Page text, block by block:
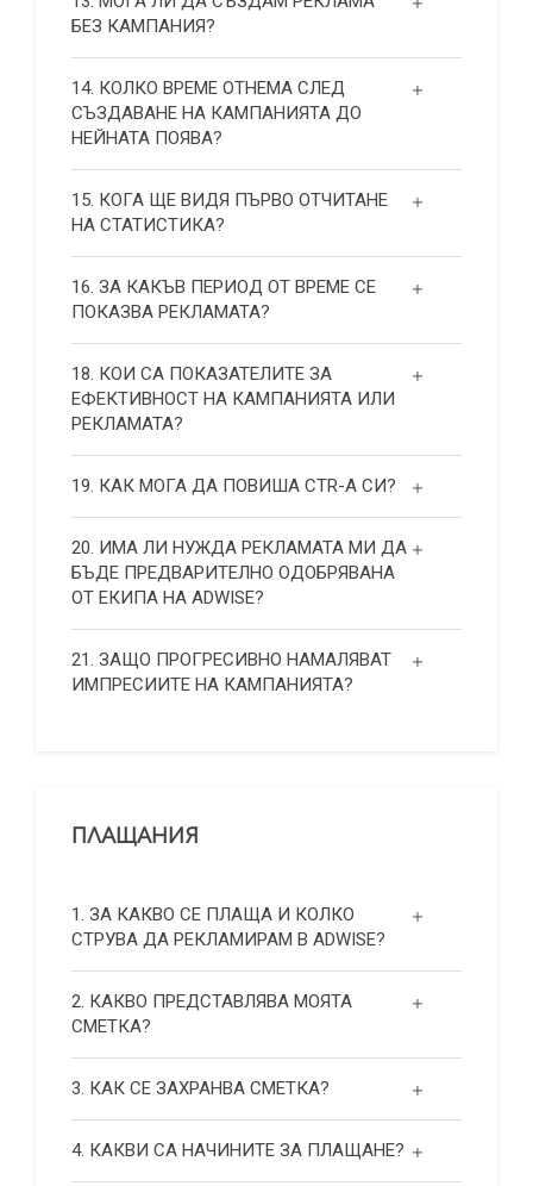
БЕЗ КАМПАНИЯ?
14. КОЛКО ВРЕМЕ ОТНЕМА СЛЕД
СЪЗДАВАНЕ НА КАМПАНИЯТА ДО
НЕЙНАТА ПОЯВА?
15. КОГА ЩЕ ВИДЯ ПЪРВО ОТЧИТАНЕ
НА СТАТИСТИКА?
16. ЗА КАКЪВ ПЕРИОД ОТ ВРЕМЕ СЕ
ПОКАЗВА РЕКЛАМАТА?
18. КОИ СА ПОКАЗАТЕЛИТЕ ЗА
ЕФЕКТИВНОСТ НА КАМПАНИЯТА ИЛИ
РЕКЛАМАТА?
19. КАК МОГА ДА ПОВИША СТR-А СИ?
20. ИМА ЛИ НУЖДА РЕКЛАМАТА МИ ДА
БЪДЕ ПРЕДВАРИТЕЛНО ОДОБРЯВАНА
ОТ ЕКИПА НА ADWISE?
21. ЗАЩО ПРОГРЕСИВНО НАМАЛЯВАТ
ИМПРЕСИИТЕ НА КАМПАНИЯТА?
ПЛАЩАНИЯ
1. ЗА КАКВО СЕ ПЛАЩА И КОЛКО
СТРУВА ДА РЕКЛАМИРАМ В ADWISE?
2. КАКВО ПРЕДСТАВЛЯВА МОЯТА
СМЕТКА?
3. КАК СЕ ЗАХРАНВА СМЕТКА?
4. КАКВИ СА НАЧИНИТЕ ЗА ПЛАЩАНЕ?